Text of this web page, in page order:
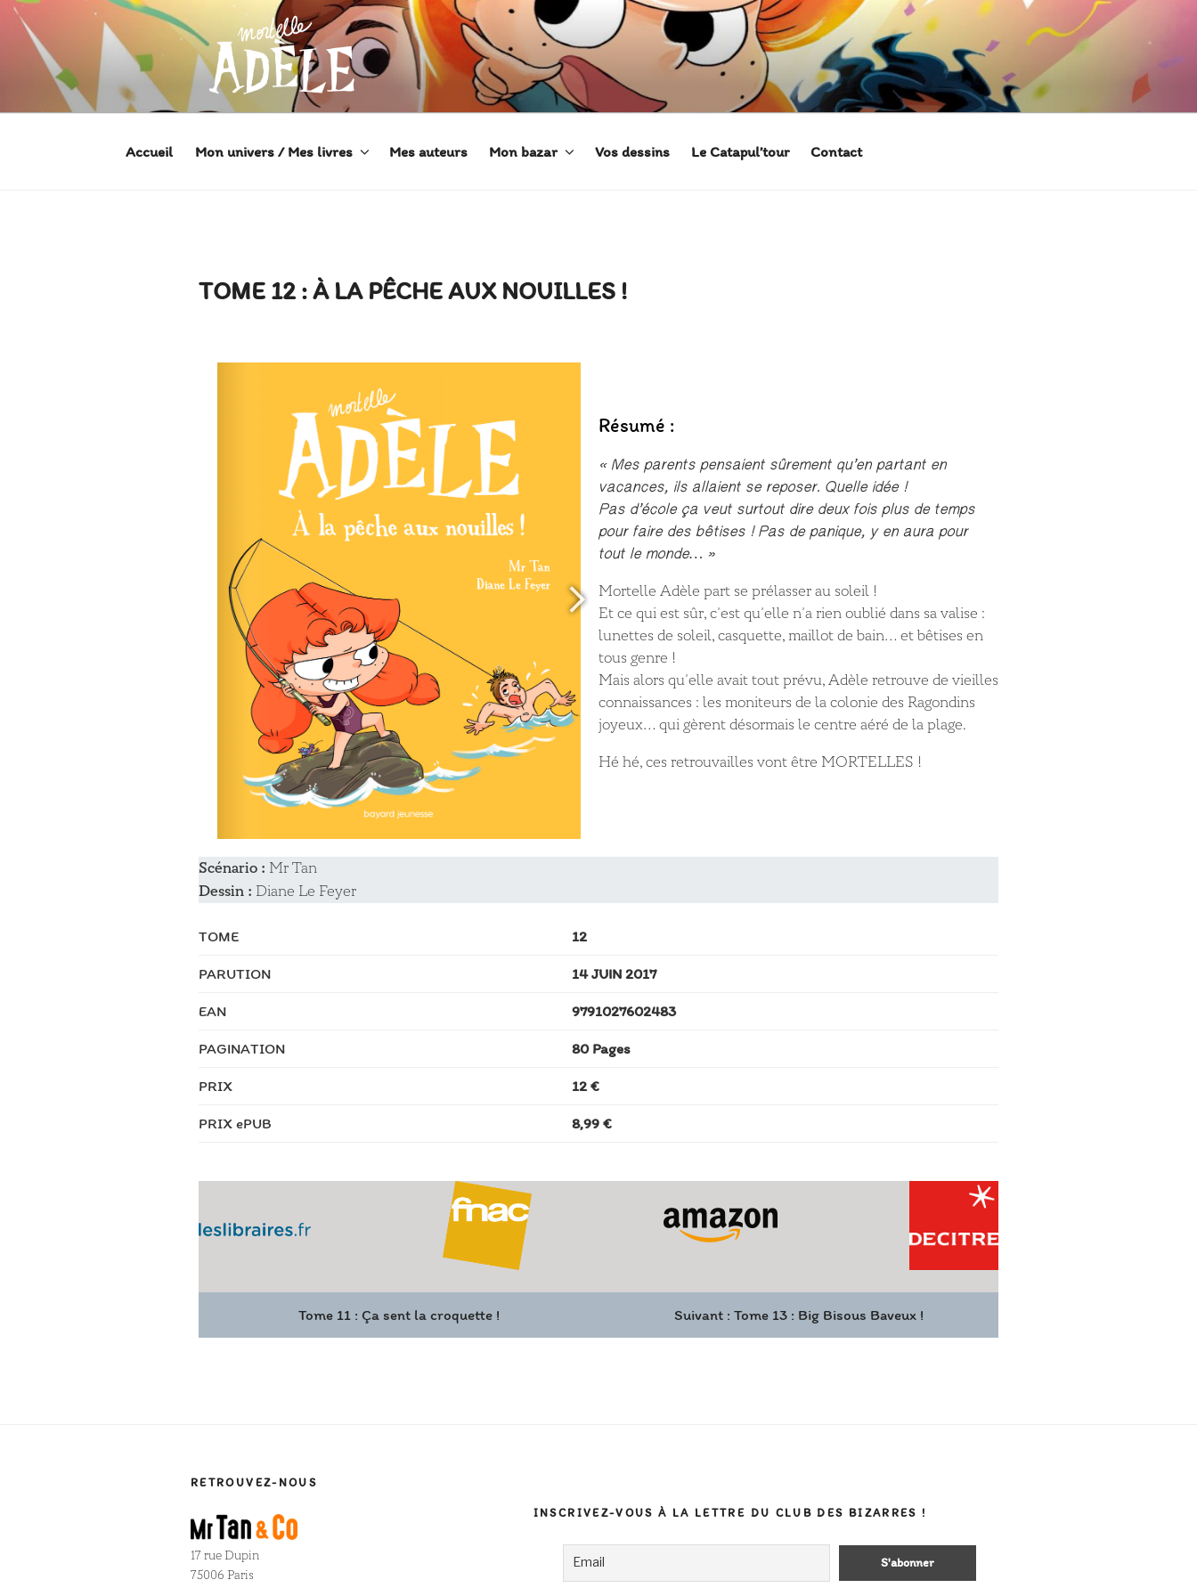
Aller
contenu
principal
Accueil Mon univers / Mes livres Mes auteurs Mon bazar Vos dessins Le Catapul’tour Contact
TOME 12 : À LA PÊCHE AUX NOUILLES !
Résumé :
« Mes parents pensaient sûrement qu’en partant en
vacances, ils allaient se reposer. Quelle idée !
Pas d’école ça veut surtout dire deux fois plus de temps
pour faire des bêtises ! Pas de panique, y en aura pour
tout le monde… »
Mortelle Adèle part se prélasser au soleil !
Et ce qui est sûr, c’est qu’elle n’a rien oublié dans sa valise :
lunettes de soleil, casquette, maillot de bain… et bêtises en
tous genre !
Mais alors qu’elle avait tout prévu, Adèle retrouve de vieilles
connaissances : les moniteurs de la colonie des Ragondins
joyeux… qui gèrent désormais le centre aéré de la plage.
Hé hé, ces retrouvailles vont être MORTELLES !
Scénario : Mr Tan
Dessin : Diane Le Feyer
TOME 12
PARUTION 14 JUIN 2017
EAN 9791027602483
PAGINATION 80 Pages
PRIX 12 €
PRIX ePUB 8,99 €
Tome 11 : Ça sent la croquette ! Suivant : Tome 13 : Big Bisous Baveux !
RETROUVEZ-NOUS
17 rue Dupin
75006 Paris
INSCRIVEZ-VOUS À LA LETTRE DU CLUB DES BIZARRES !